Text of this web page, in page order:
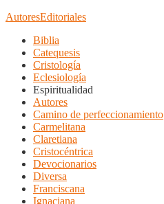
AutoresEditoriales
Biblia
Catequesis
Cristología
Eclesiología
Espiritualidad
Autores
Camino de perfeccionamiento
Carmelitana
Claretiana
Cristocéntrica
Devocionarios
Diversa
Franciscana
Ignaciana